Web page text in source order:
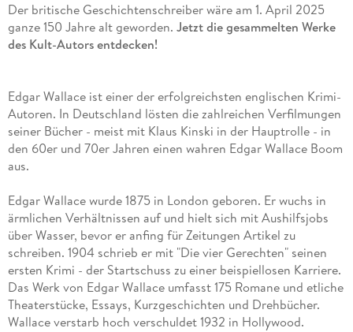
Der britische Geschichtenschreiber wäre am 1. April 2025
ganze 150 Jahre alt geworden. Jetzt die gesammelten Werke
des Kult-Autors entdecken!
Edgar Wallace ist einer der erfolgreichsten englischen Krimi-
Autoren. In Deutschland lösten die zahlreichen Verfilmungen
seiner Bücher - meist mit Klaus Kinski in der Hauptrolle - in
den 60er und 70er Jahren einen wahren Edgar Wallace Boom
aus.
Edgar Wallace wurde 1875 in London geboren. Er wuchs in
ärmlichen Verhältnissen auf und hielt sich mit Aushilfsjobs
über Wasser, bevor er anfing für Zeitungen Artikel zu
schreiben. 1904 schrieb er mit "Die vier Gerechten" seinen
ersten Krimi - der Startschuss zu einer beispiellosen Karriere.
Das Werk von Edgar Wallace umfasst 175 Romane und etliche
Theaterstücke, Essays, Kurzgeschichten und Drehbücher.
Wallace verstarb hoch verschuldet 1932 in Hollywood.